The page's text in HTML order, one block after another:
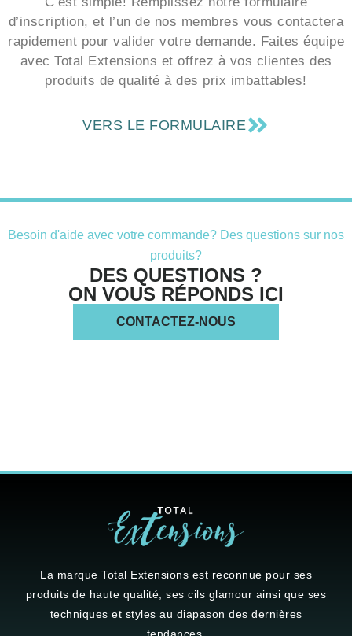
d’inscription, et l’un de nos membres vous contactera
rapidement pour valider votre demande. Faites équipe
avec Total Extensions et offrez à vos clientes des
produits de qualité à des prix imbattables!
VERS LE FORMULAIRE
Besoin d'aide avec votre commande? Des questions sur nos
produits?
DES QUESTIONS ?
ON VOUS RÉPONDS ICI
CONTACTEZ-NOUS
La marque Total Extensions est reconnue pour ses
produits de haute qualité, ses cils glamour ainsi que ses
techniques et styles au diapason des dernières